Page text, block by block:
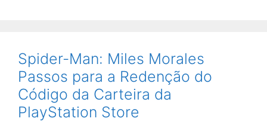
Spider-Man: Miles Morales
Passos para a Redenção do
Código da Carteira da
PlayStation Store